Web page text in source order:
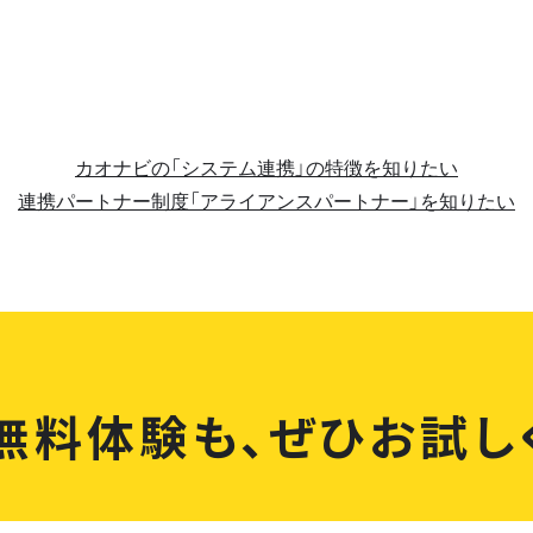
カオナビの「システム連携」の特徴を知りたい
連携パートナー制度「アライアンスパートナー」を知りたい
料体験も、ぜひお試し